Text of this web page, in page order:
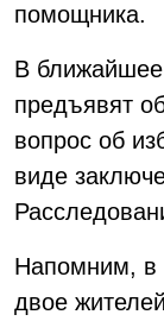
помощника.
В
предъявят
вопрос об
виде
Напомним, в
двое